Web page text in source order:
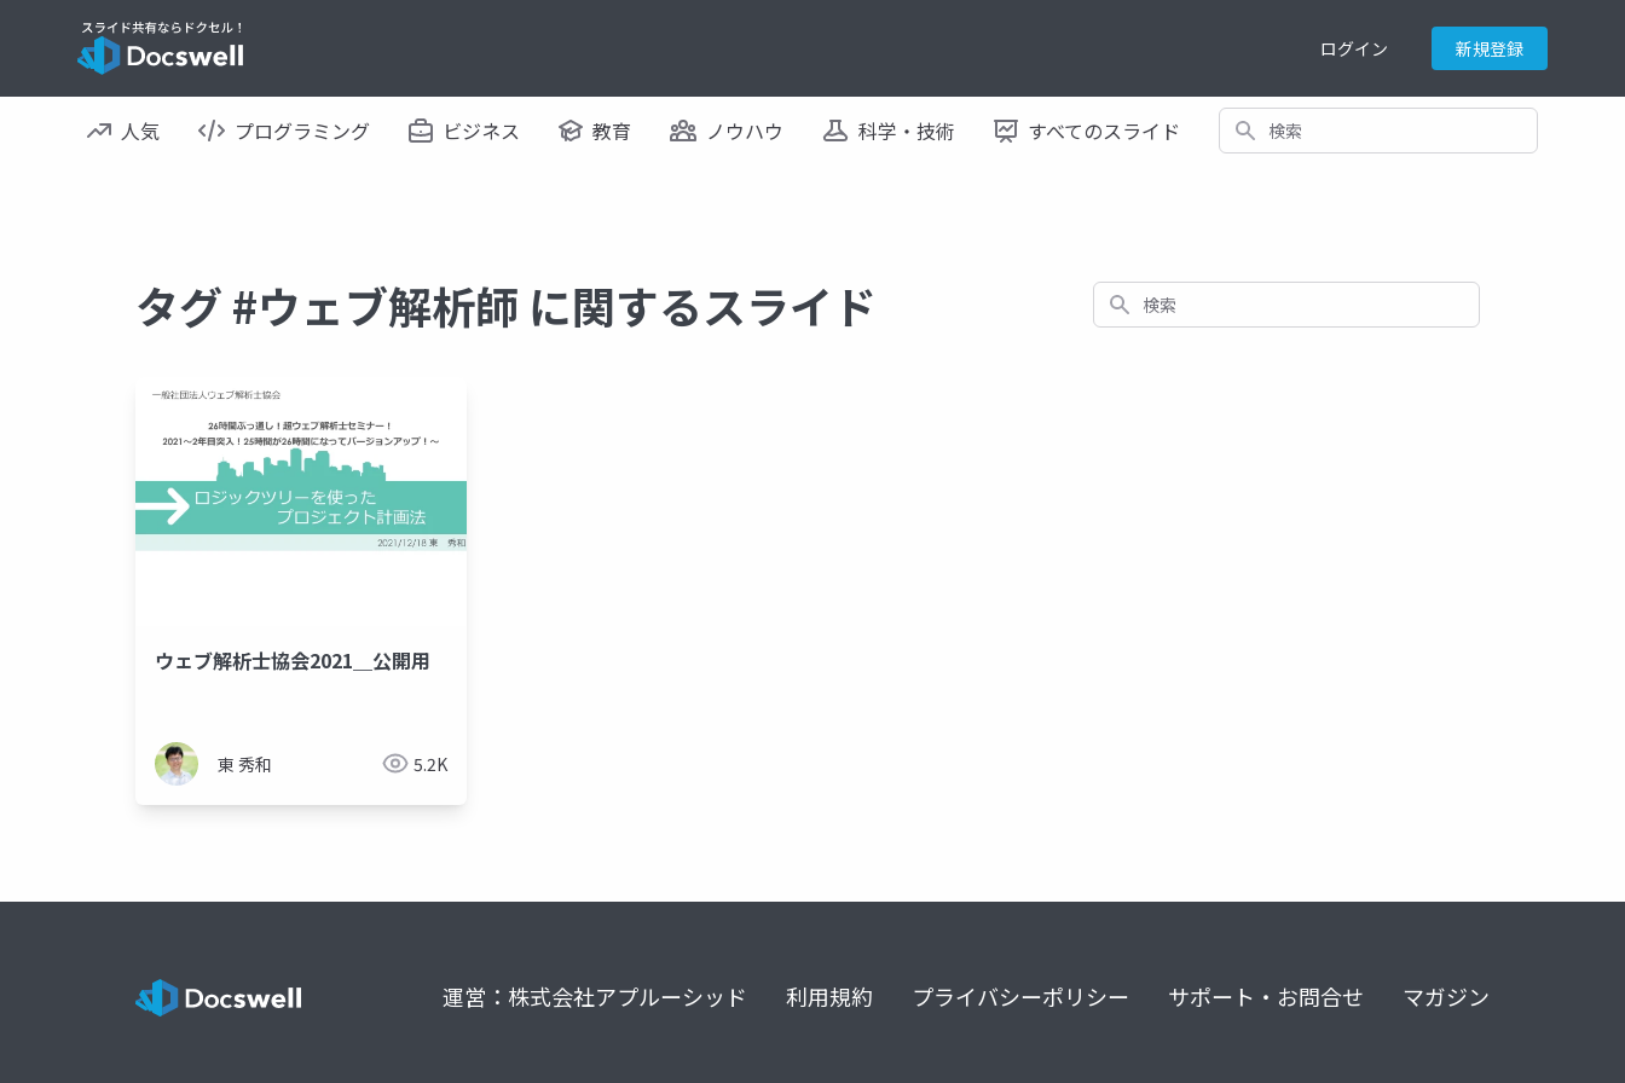
ログイン 新規登録
人気 プログラミング ビジネス 教育 ノウハウ 科学・技術 すべてのスライド 検索
タグ #ウェブ解析師 に関するスライド 検索
ウェブ解析士協会2021＿公開用
東 秀和 5.2K
運営：株式会社アプルーシッド 利用規約 プライバシーポリシー サポート・お問合せ マガジン